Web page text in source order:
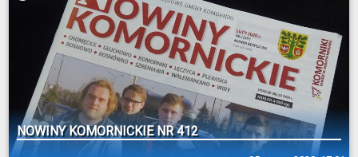
NOWINY KOMORNICKIE NR 412